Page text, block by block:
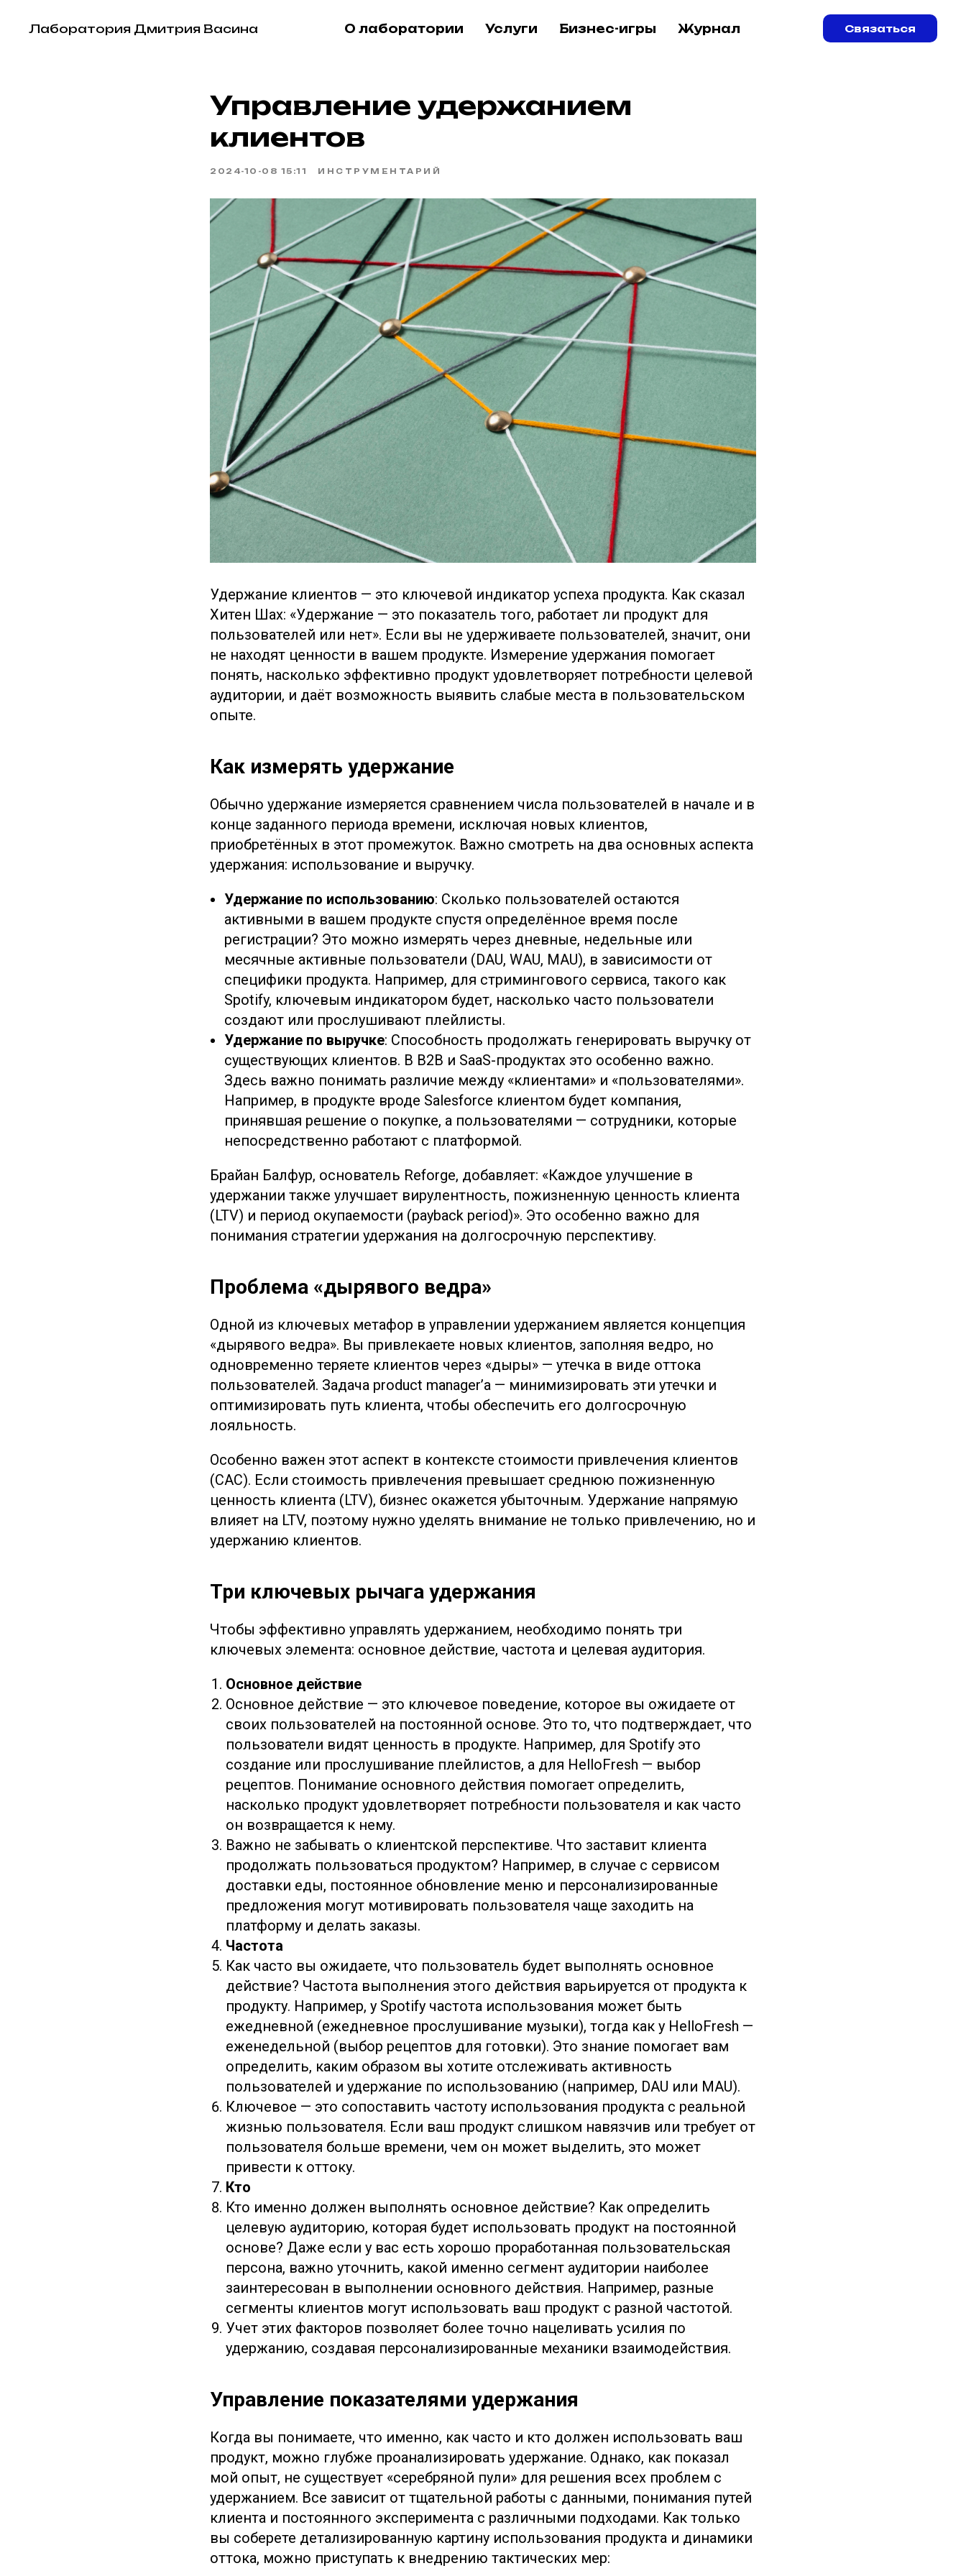
Лаборатория Дмитрия Васина О лаборатории Услуги Бизнес-игры Журнал Связаться
Управление удержанием
клиентов
2024-10-08 15:11 ИНСТРУМЕНТАРИЙ
Удержание клиентов — это ключевой индикатор успеха продукта. Как сказал
Хитен Шах: «Удержание — это показатель того, работает ли продукт для
пользователей или нет». Если вы не удерживаете пользователей, значит, они
не находят ценности в вашем продукте. Измерение удержания помогает
понять, насколько эффективно продукт удовлетворяет потребности целевой
аудитории, и даёт возможность выявить слабые места в пользовательском
опыте.
Как измерять удержание
Обычно удержание измеряется сравнением числа пользователей в начале и в
конце заданного периода времени, исключая новых клиентов,
приобретённых в этот промежуток. Важно смотреть на два основных аспекта
удержания: использование и выручку.
Удержание по использованию: Сколько пользователей остаются
активными в вашем продукте спустя определённое время после
регистрации? Это можно измерять через дневные, недельные или
месячные активные пользователи (DAU, WAU, MAU), в зависимости от
специфики продукта. Например, для стримингового сервиса, такого как
Spotify, ключевым индикатором будет, насколько часто пользователи
создают или прослушивают плейлисты.
Удержание по выручке: Способность продолжать генерировать выручку от
существующих клиентов. В B2B и SaaS-продуктах это особенно важно.
Здесь важно понимать различие между «клиентами» и «пользователями».
Например, в продукте вроде Salesforce клиентом будет компания,
принявшая решение о покупке, а пользователями — сотрудники, которые
непосредственно работают с платформой.
Брайан Балфур, основатель Reforge, добавляет: «Каждое улучшение в
удержании также улучшает вирулентность, пожизненную ценность клиента
(LTV) и период окупаемости (payback period)». Это особенно важно для
понимания стратегии удержания на долгосрочную перспективу.
Проблема «дырявого ведра»
Одной из ключевых метафор в управлении удержанием является концепция
«дырявого ведра». Вы привлекаете новых клиентов, заполняя ведро, но
одновременно теряете клиентов через «дыры» — утечка в виде оттока
пользователей. Задача product manager’а — минимизировать эти утечки и
оптимизировать путь клиента, чтобы обеспечить его долгосрочную
лояльность.
Особенно важен этот аспект в контексте стоимости привлечения клиентов
(CAC). Если стоимость привлечения превышает среднюю пожизненную
ценность клиента (LTV), бизнес окажется убыточным. Удержание напрямую
влияет на LTV, поэтому нужно уделять внимание не только привлечению, но и
удержанию клиентов.
Три ключевых рычага удержания
Чтобы эффективно управлять удержанием, необходимо понять три
ключевых элемента: основное действие, частота и целевая аудитория.
Основное действие
Основное действие — это ключевое поведение, которое вы ожидаете от
своих пользователей на постоянной основе. Это то, что подтверждает, что
пользователи видят ценность в продукте. Например, для Spotify это
создание или прослушивание плейлистов, а для HelloFresh — выбор
рецептов. Понимание основного действия помогает определить,
насколько продукт удовлетворяет потребности пользователя и как часто
он возвращается к нему.
Важно не забывать о клиентской перспективе. Что заставит клиента
продолжать пользоваться продуктом? Например, в случае с сервисом
доставки еды, постоянное обновление меню и персонализированные
предложения могут мотивировать пользователя чаще заходить на
платформу и делать заказы.
Частота
Как часто вы ожидаете, что пользователь будет выполнять основное
действие? Частота выполнения этого действия варьируется от продукта к
продукту. Например, у Spotify частота использования может быть
ежедневной (ежедневное прослушивание музыки), тогда как у HelloFresh —
еженедельной (выбор рецептов для готовки). Это знание помогает вам
определить, каким образом вы хотите отслеживать активность
пользователей и удержание по использованию (например, DAU или MAU).
Ключевое — это сопоставить частоту использования продукта с реальной
жизнью пользователя. Если ваш продукт слишком навязчив или требует от
пользователя больше времени, чем он может выделить, это может
привести к оттоку.
Кто
Кто именно должен выполнять основное действие? Как определить
целевую аудиторию, которая будет использовать продукт на постоянной
основе? Даже если у вас есть хорошо проработанная пользовательская
персона, важно уточнить, какой именно сегмент аудитории наиболее
заинтересован в выполнении основного действия. Например, разные
сегменты клиентов могут использовать ваш продукт с разной частотой.
Учет этих факторов позволяет более точно нацеливать усилия по
удержанию, создавая персонализированные механики взаимодействия.
Управление показателями удержания
Когда вы понимаете, что именно, как часто и кто должен использовать ваш
продукт, можно глубже проанализировать удержание. Однако, как показал
мой опыт, не существует «серебряной пули» для решения всех проблем с
удержанием. Все зависит от тщательной работы с данными, понимания путей
клиента и постоянного эксперимента с различными подходами. Как только
вы соберете детализированную картину использования продукта и динамики
оттока, можно приступать к внедрению тактических мер: